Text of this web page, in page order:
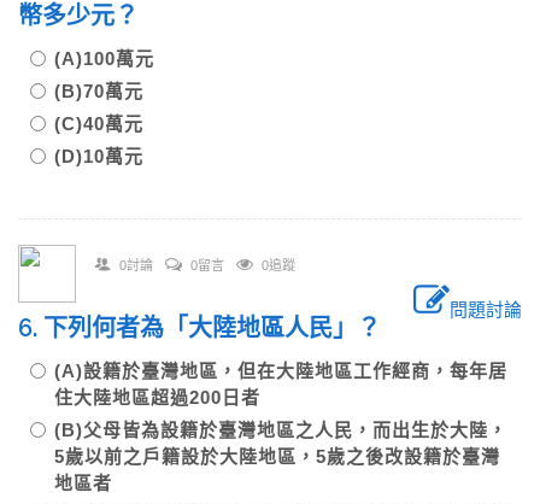
幣多少元？
(A)100萬元
(B)70萬元
(C)40萬元
(D)10萬元
0討論 0留言 0追蹤
問題討論
6. 下列何者為「大陸地區人民」？
(A)設籍於臺灣地區，但在大陸地區工作經商，每年居
住大陸地區超過200日者
(B)父母皆為設籍於臺灣地區之人民，而出生於大陸，
5歲以前之戶籍設於大陸地區，5歲之後改設籍於臺灣
地區者